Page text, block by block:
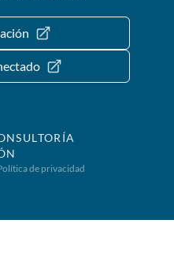
de privacidad